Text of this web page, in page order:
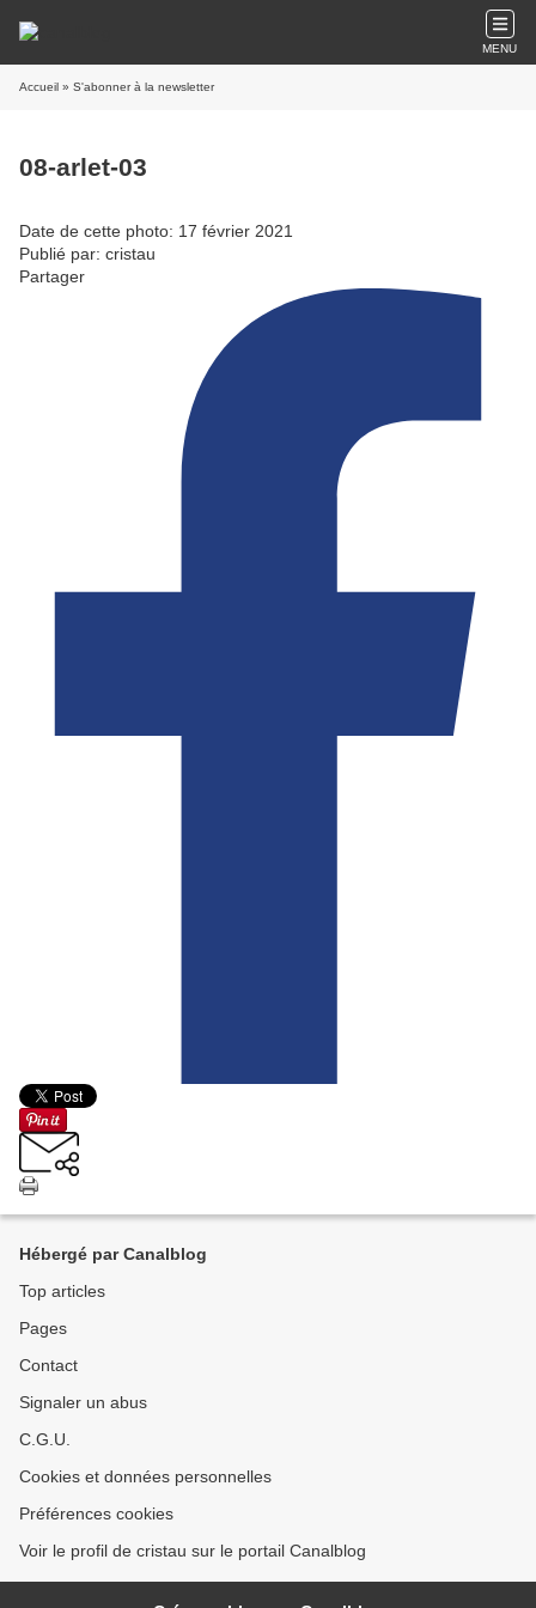
MENU
Accueil » S'abonner à la newsletter
08-arlet-03
Date de cette photo: 17 février 2021
Publié par: cristau
Partager
Hébergé par Canalblog
Top articles
Pages
Contact
Signaler un abus
C.G.U.
Cookies et données personnelles
Préférences cookies
Voir le profil de cristau sur le portail Canalblog